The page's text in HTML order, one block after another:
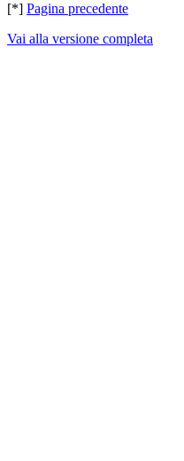
[*] Pagina precedente
Vai alla versione completa